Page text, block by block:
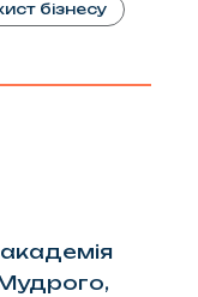
бізнесу